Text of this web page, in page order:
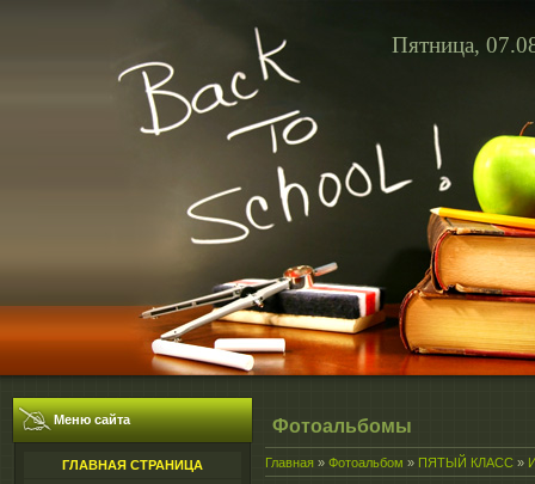
Пятница,
Меню сайта
ГЛАВНАЯ СТРАНИЦА
Фотоальбомы
Главная » Фотоальбом » ПЯТЫЙ КЛАСС »